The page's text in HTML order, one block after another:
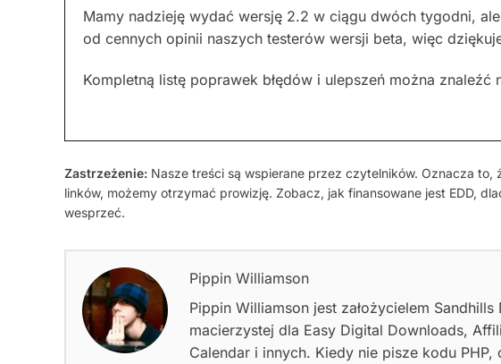
Mamy nadzieję wydać wersję 2.2 w ciągu dwóch tygodni,
od cennych opinii naszych testerów wersji beta, więc
Kompletną listę poprawek błędów i ulepszeń można znaleźć
Zastrzeżenie: Nasze treści są wspierane przez czytelników. Oznacza to,
linków, możemy otrzymać prowizję. Zobacz, jak finansowane jest EDD,
wesprzeć.
Pippin Williamson
Pippin Williamson jest założycielem
macierzystej dla Easy Digital Downloads,
Calendar i innych. Kiedy nie pisze kodu